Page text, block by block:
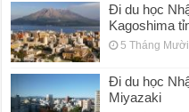
Đi du học
Kagoshima
5 Tháng
Đi du học
Miyazaki